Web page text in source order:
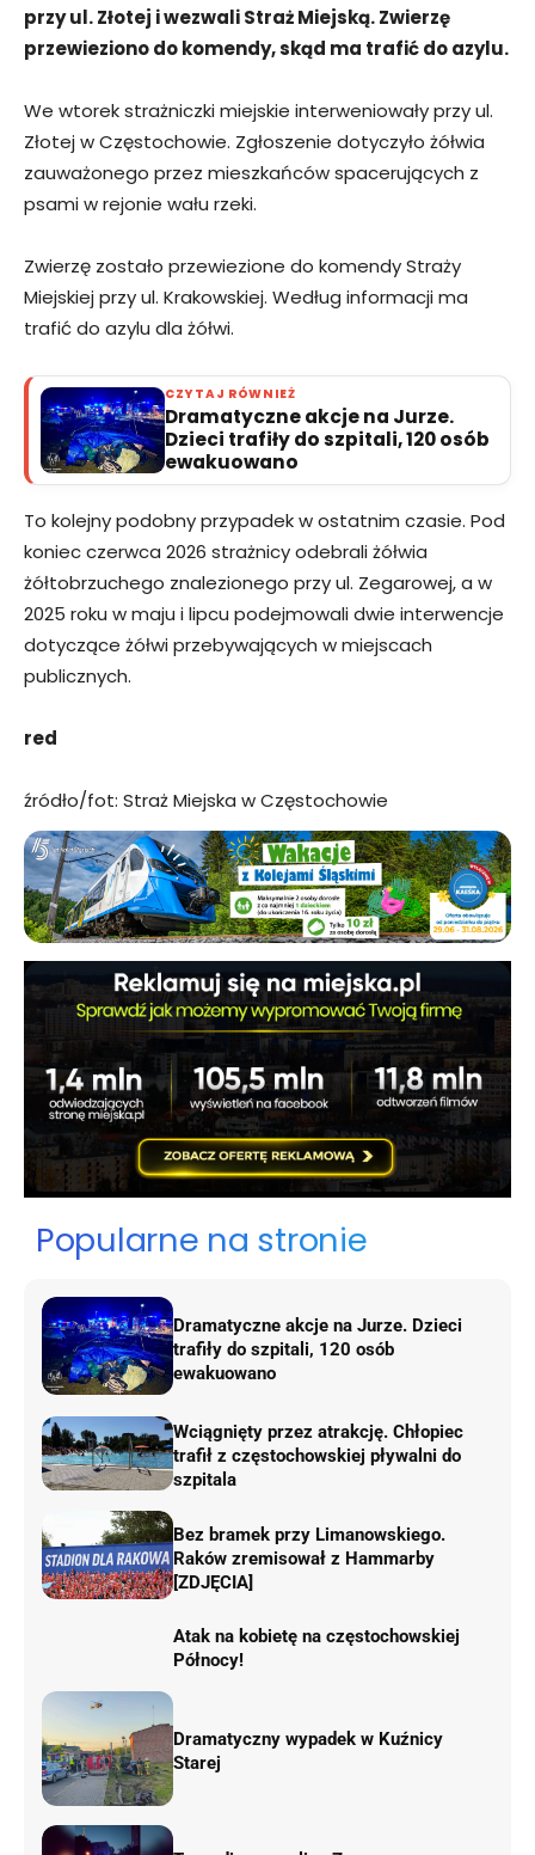
przy ul. Złotej i wezwali Straż Miejską. Zwierzę
przewieziono do komendy, skąd ma trafić do azylu.
We wtorek strażniczki miejskie interweniowały przy ul.
Złotej w Częstochowie. Zgłoszenie dotyczyło żółwia
zauważonego przez mieszkańców spacerujących z
psami w rejonie wału rzeki.
Zwierzę zostało przewiezione do komendy Straży
Miejskiej przy ul. Krakowskiej. Według informacji ma
trafić do azylu dla żółwi.
CZYTAJ RÓWNIEŻ
Dramatyczne akcje na Jurze.
Dzieci trafiły do szpitali, 120 osób
ewakuowano
To kolejny podobny przypadek w ostatnim czasie. Pod
koniec czerwca 2026 strażnicy odebrali żółwia
żółtobrzuchego znalezionego przy ul. Zegarowej, a w
2025 roku w maju i lipcu podejmowali dwie interwencje
dotyczące żółwi przebywających w miejscach
publicznych.
red
źródło/fot: Straż Miejska w Częstochowie
Popularne na stronie
Dramatyczne akcje na Jurze. Dzieci
trafiły do szpitali, 120 osób
ewakuowano
Wciągnięty przez atrakcję. Chłopiec
trafił z częstochowskiej pływalni do
szpitala
Bez bramek przy Limanowskiego.
Raków zremisował z Hammarby
[ZDJĘCIA]
Atak na kobietę na częstochowskiej
Północy!
Dramatyczny wypadek w Kuźnicy
Starej